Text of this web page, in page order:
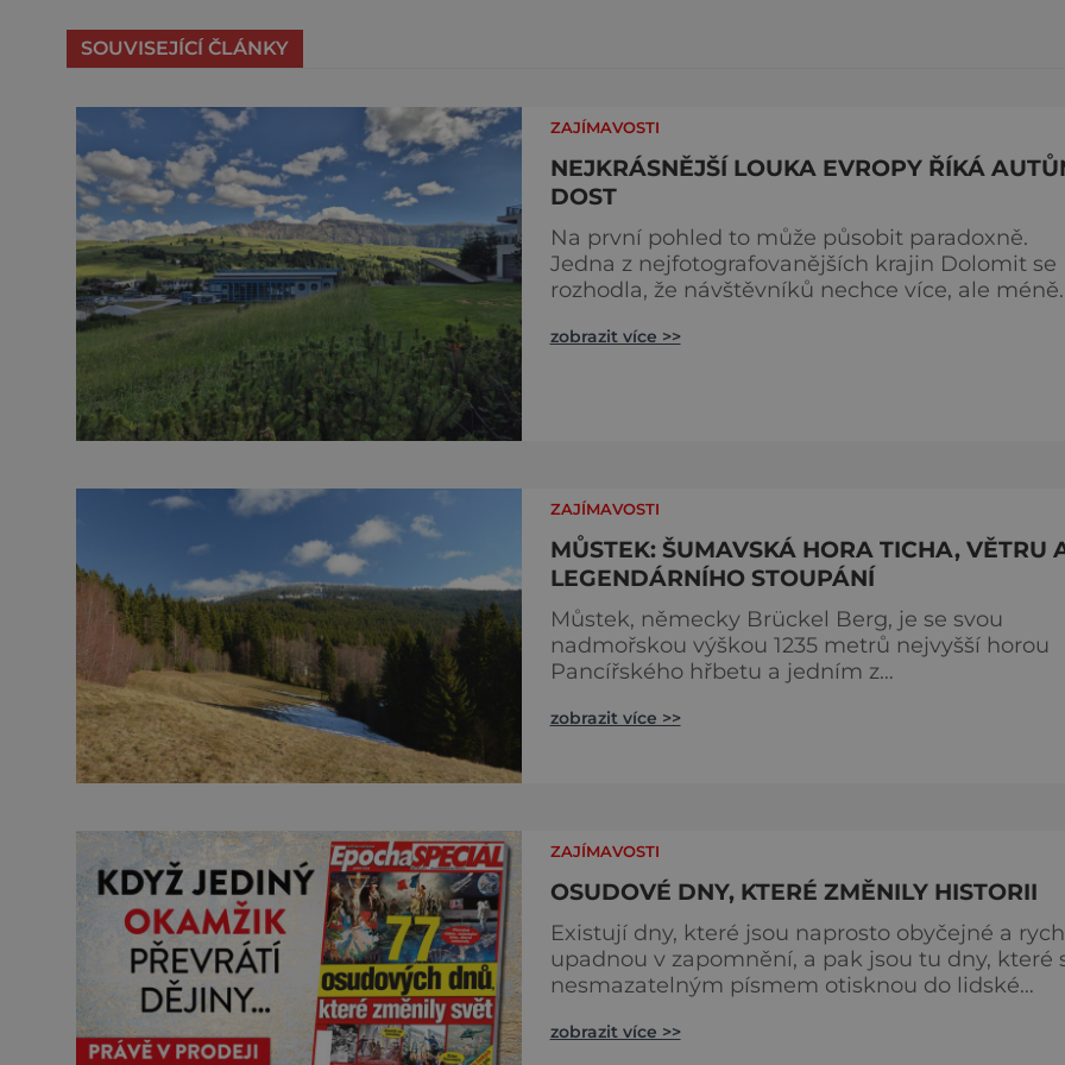
SOUVISEJÍCÍ ČLÁNKY
ZAJÍMAVOSTI
NEJKRÁSNĚJŠÍ LOUKA EVROPY ŘÍKÁ
DOST
Na první pohled to může působit paradoxně.
Jedna z nejfotografovanějších krajin Dolomit se
rozhodla, že návštěvníků nechce více, ale méně.
zavádí od léta 2026 nová pravidla příjezdu, která
zobrazit více >>
ZAJÍMAVOSTI
MŮSTEK: ŠUMAVSKÁ HORA TICHA, VĚTRU
LEGENDÁRNÍHO STOUPÁNÍ
Můstek, německy Brückel Berg, je se svou
nadmořskou výškou 1235 metrů nejvyšší horou
Pancířského hřbetu a jedním z
Přestože nestojí v centru hlavních turistických
zobrazit více >>
ZAJÍMAVOSTI
OSUDOVÉ DNY, KTERÉ ZMĚNILY HISTORII
Existují dny, které jsou naprosto obyčejné a
upadnou v zapomnění, a pak jsou tu dny, které
nesmazatelným písmem otisknou do lidské
objevu nebo děsivé katastrofě. Vezměte si k ruce
zobrazit více >>